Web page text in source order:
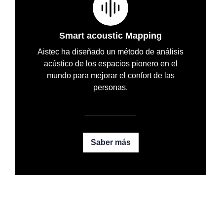
Smart acoustic Mapping
Aistec ha diseñado un método de análisis
acústico de los espacios pionero en el
mundo para mejorar el confort de las
personas.
Saber más